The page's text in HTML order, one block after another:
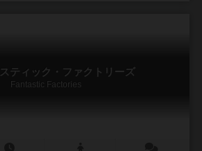
ティック・ファクトリーズ
Fantastic Factories